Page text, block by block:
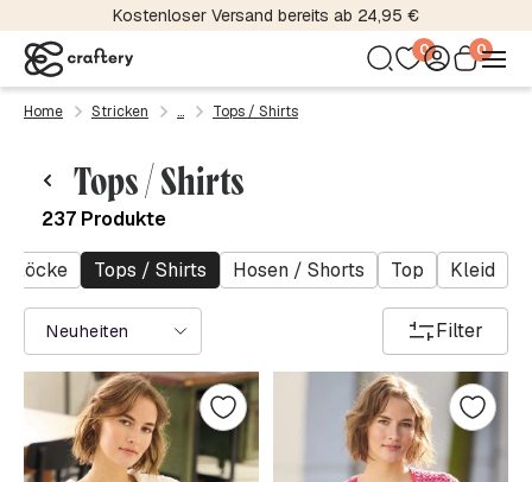
Über 5000 Material- und Farbvariationen
0 0
Home Stricken Tops / Shirts
Tops / Shirts
237 Produkte
Röcke Tops / Shirts Hosen / Shorts Top Kleid
Neuheiten Filter